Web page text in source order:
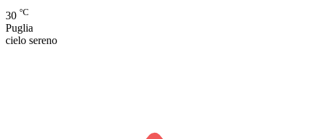
30 °C
Puglia
cielo sereno